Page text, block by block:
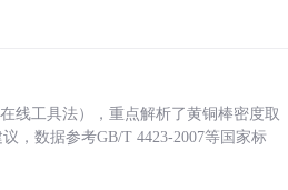
线工具法），重点解析了黄铜棒密度取
，数据参考GB/T 4423-2007等国家标